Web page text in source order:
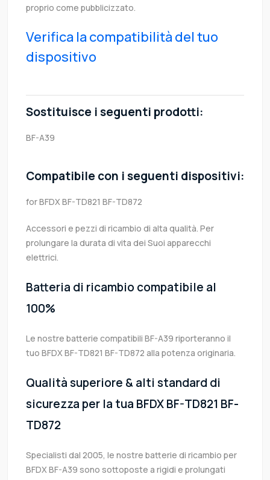
proprio come pubblicizzato.
Verifica la compatibilità del tuo
dispositivo
Sostituisce i seguenti prodotti:
BF-A39
Compatibile con i seguenti dispositivi:
for BFDX BF-TD821 BF-TD872
Accessori e pezzi di ricambio di alta qualità. Per
prolungare la durata di vita dei Suoi apparecchi
elettrici.
Batteria di ricambio compatibile al
100%
Le nostre batterie compatibili BF-A39 riporteranno il
tuo BFDX BF-TD821 BF-TD872 alla potenza originaria.
Qualità superiore & alti standard di
sicurezza per la tua BFDX BF-TD821 BF-
TD872
Specialisti dal 2005, le nostre batterie di ricambio per
BFDX BF-A39 sono sottoposte a rigidi e prolungati